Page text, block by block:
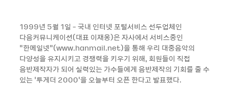
1999년 5월 1일 - 국내 인터넷 포털서비스 선두업체인
다음커뮤니케이션(대표 이재웅)은 자사에서 서비스중인
“한메일넷”(www.hanmail.net)을 통해 우리 대중음악의
다양성을 유지시키고 경쟁력을 키우기 위해, 회원들이 직접
음반제작자가 되어 실력있는 가수들에게 음반제작의 기회를 줄 수
있는 ‘투게더 2000’을 오늘부터 오픈 한다고 발표했다.